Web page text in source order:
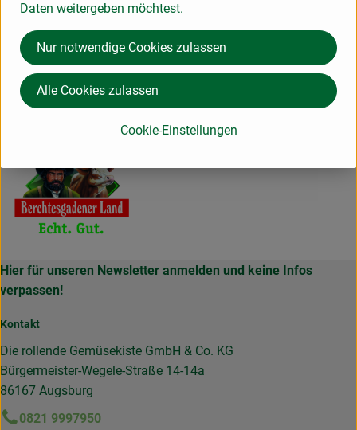
Kontrollnummer D-BY-M-037-20037-B
zur WebSite
(Daten von Ecoinform)
Berchtesgadener Land Bio
Hier für unseren Newsletter anmelden und keine Infos
verpassen!
Kontakt
Die rollende Gemüsekiste GmbH & Co. KG
Bürgermeister-Wegele-Straße 14-14a
86167 Augsburg
0821 9997950
Daten weitergeben möchtest.
Cookie-Einstellungen
Nur notwendige Cookies zulassen
Alle Cookies zulassen